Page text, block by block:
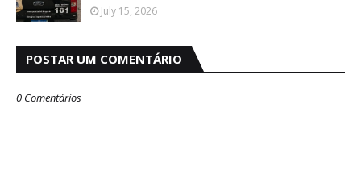
July 15, 2026
POSTAR UM COMENTÁRIO
0 Comentários